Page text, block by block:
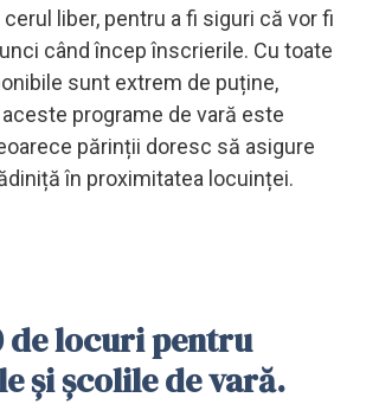
liber, pentru a fi siguri că vor fi
când încep înscrierile. Cu toate
sunt extrem de puține,
programe de vară este
părinții doresc să asigure
în proximitatea locuinței.
de locuri pentru
şi şcolile de vară.